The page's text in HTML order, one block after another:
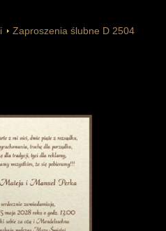
Zaproszenia ślubne D 2504